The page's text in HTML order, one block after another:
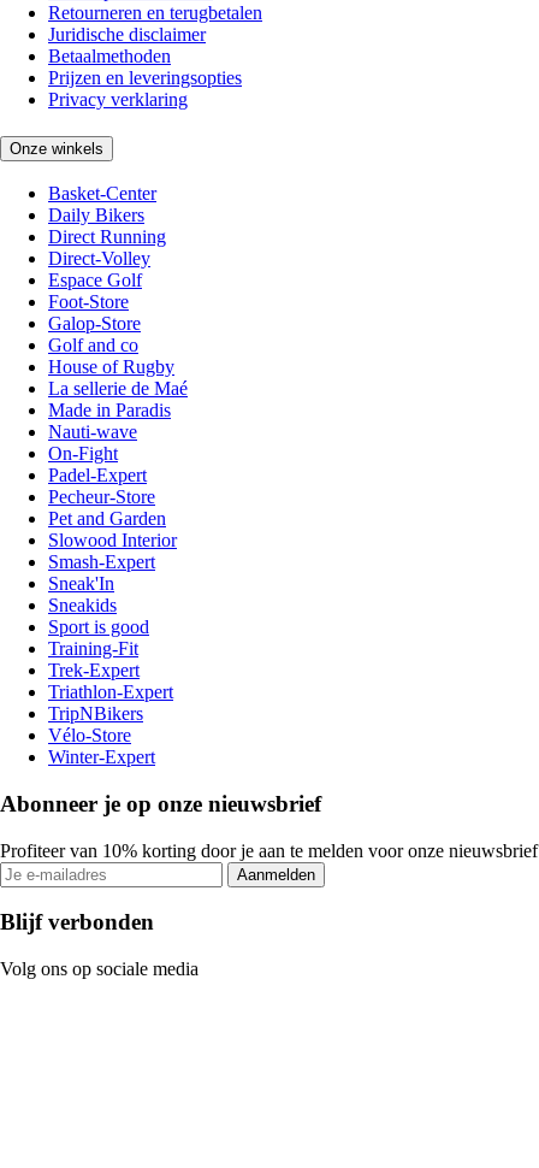
Retourneren en terugbetalen
Juridische disclaimer
Betaalmethoden
Prijzen en leveringsopties
Privacy verklaring
Onze winkels
Basket-Center
Daily Bikers
Direct Running
Direct-Volley
Espace Golf
Foot-Store
Galop-Store
Golf and co
House of Rugby
La sellerie de Maé
Made in Paradis
Nauti-wave
On-Fight
Padel-Expert
Pecheur-Store
Pet and Garden
Slowood Interior
Smash-Expert
Sneak'In
Sneakids
Sport is good
Training-Fit
Trek-Expert
Triathlon-Expert
TripNBikers
Vélo-Store
Winter-Expert
Abonneer je op onze nieuwsbrief
Profiteer van 10% korting door je aan te melden voor onze nieuwsbrief
Aanmelden
Blijf verbonden
Volg ons op sociale media